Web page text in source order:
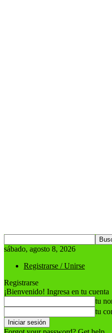
sábado, agosto 8, 2026
Registrarse / Unirse
Registrarse
¡Bienvenido! Ingresa en tu cuenta
tu
tu